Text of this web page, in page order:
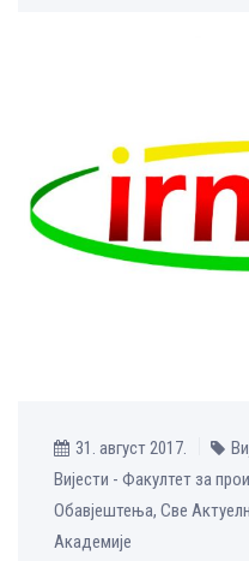
31. август 2017.
Вијести - Факултет за
Обавјештења, Све
Академије